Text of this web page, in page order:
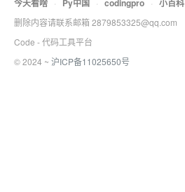
今天看啥 · Py中国 · codingpro · 小百科
删除内容请联系邮箱 2879853325@qq.com
Code - 代码工具平台
© 2024 ~ 沪ICP备11025650号